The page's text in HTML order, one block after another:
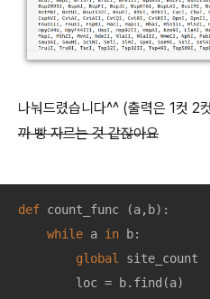
나눠드렸습니다^^ (출력은 1컷 2
까 빵 자르는 것 같잖아요
def count_func (a,b):
while a in b:
global
site_count
        loc = b.find(a)